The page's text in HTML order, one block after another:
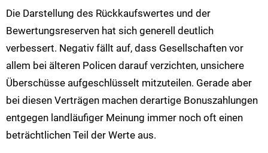
Die Darstellung des Rückkaufswertes und der
Bewertungsreserven hat sich generell deutlich
verbessert. Negativ fällt auf, dass Gesellschaften vor
allem bei älteren Policen darauf verzichten, unsichere
Überschüsse aufgeschlüsselt mitzuteilen. Gerade aber
bei diesen Verträgen machen derartige Bonuszahlungen
entgegen landläufiger Meinung immer noch oft einen
beträchtlichen Teil der Werte aus.